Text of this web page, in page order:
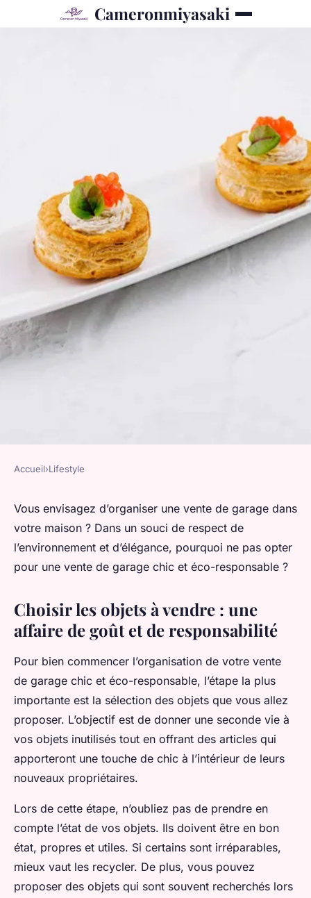
Cameronmiyasaki
LIFESTYLE
Quelles sont les étapes pour
organiser une vente de garage
chic et éco-responsable?
Accueil›Lifestyle
Vous envisagez d’organiser une vente de garage dans
votre maison ? Dans un souci de respect de
l’environnement et d’élégance, pourquoi ne pas opter
pour une vente de garage chic et éco-responsable ?
Choisir les objets à vendre : une
affaire de goût et de responsabilité
Pour bien commencer l’organisation de votre vente
de garage chic et éco-responsable, l’étape la plus
importante est la sélection des objets que vous allez
proposer. L’objectif est de donner une seconde vie à
vos objets inutilisés tout en offrant des articles qui
apporteront une touche de chic à l’intérieur de leurs
nouveaux propriétaires.
Lors de cette étape, n’oubliez pas de prendre en
compte l’état de vos objets. Ils doivent être en bon
état, propres et utiles. Si certains sont irréparables,
mieux vaut les recycler. De plus, vous pouvez
proposer des objets qui sont souvent recherchés lors